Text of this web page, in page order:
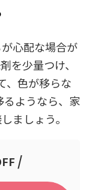
心配な場合が
を少量つけ、
、色が移らな
るようなら、家
ましょう。
/